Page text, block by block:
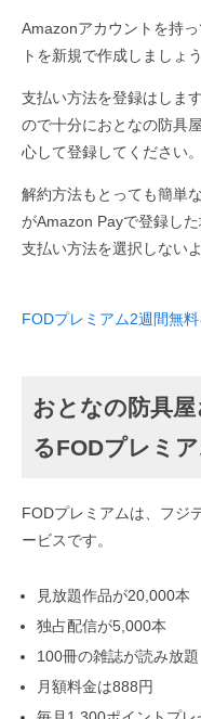
Amazonアカウントを持
トを新規で作成しましょう
支払い方法を登録はしま
ので十分におとなの防具
心して登録してください。
解約方法もとっても簡単
がAmazon Payで登録し
支払い方法を選択しない
FODプレミアム2週間無
おとなの防具
るFODプレミ
FODプレミアムは、フジ
ービスです。
見放題作品が20,000本
独占配信が5,000本
100冊の雑誌が読み放題
月額料金は888円